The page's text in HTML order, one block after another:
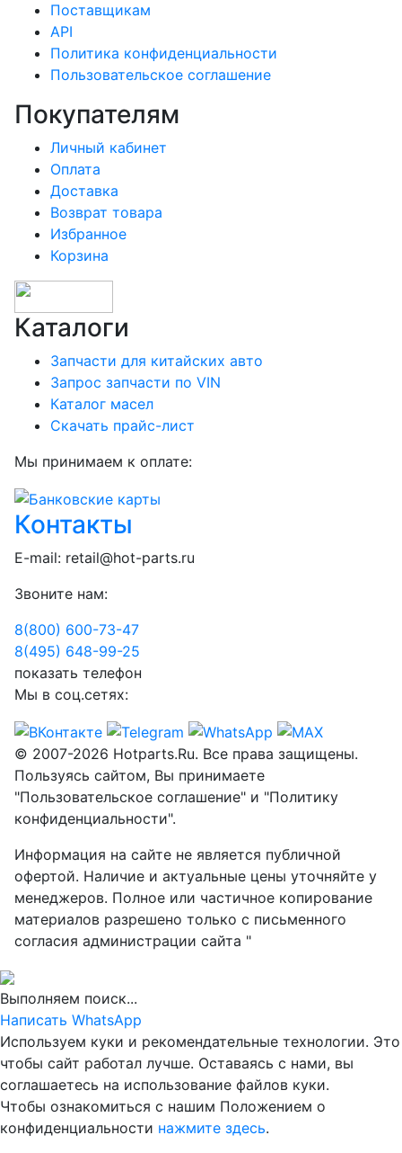
Поставщикам
API
Политика конфиденциальности
Пользовательское соглашение
Покупателям
Личный кабинет
Оплата
Доставка
Возврат товара
Избранное
Корзина
Каталоги
Запчасти для китайских авто
Запрос запчасти по VIN
Каталог масел
Скачать прайс-лист
Мы принимаем к оплате:
Контакты
E-mail: retail@hot-parts.ru
Звоните нам:
8(800) 600-73-47
8(495) 648-99-25
показать телефон
Мы в соц.сетях:
© 2007-2026 Hotparts.Ru. Все права защищены.
Пользуясь сайтом, Вы принимаете
"Пользовательское соглашение" и "Политику
конфиденциальности".
Информация на сайте не является публичной
офертой. Наличие и актуальные цены уточняйте у
менеджеров. Полное или частичное копирование
материалов разрешено только с письменного
согласия администрации сайта "
Выполняем поиск...
Написать WhatsApp
Используем куки и рекомендательные технологии. Это
чтобы сайт работал лучше. Оставаясь с нами, вы
соглашаетесь на использование файлов куки.
Чтобы ознакомиться с нашим Положением о
конфиденциальности нажмите здесь.